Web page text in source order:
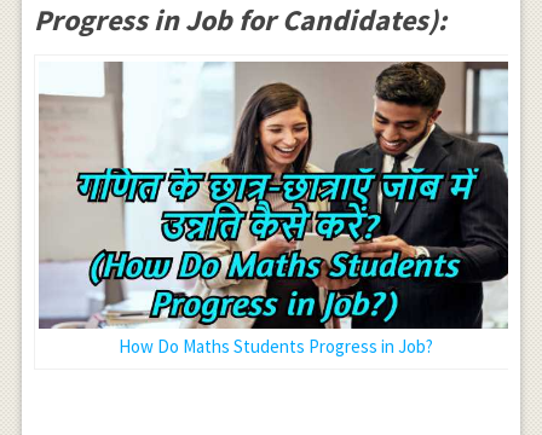
Progress in Job for Candidates):
How Do Maths Students Progress in Job?